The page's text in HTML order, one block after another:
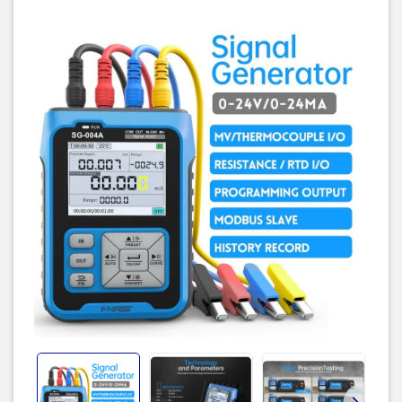
Mọi thắc mắc kỹ thuật, liên hệ tư vấn xin gửi về Zalo:
Điện tử và Robot.
Máy tạo tín hiệu FNIRSI® SG-004A Signal Generatorlà bộ phát
và giả lập tín hiệu đa năng hiệu suất cao, được thiết kế chuyên
dụng cho ngành điều khiển công nghiệp. Thiết bị có khả năng
xuất và đo nhiều loại tín hiệu
như điện áp, dòng điện, tần số, nhiệt
điện (thermocouple), điện trở… giúp đáp ứng hầu hết các nhu cầu
kiểm tra, hiệu chuẩn và mô phỏng hệ thống.
Máy tạo tín hiệu FNIRSI® SG-004A Signal Generatorhỗ trợ các
ứng dụng như debug PLC, DCS, hiệu chỉnh van điều khiển, kiểm
tra thiết bị đo và biến tần. Với độ chính xác cao (≤0.2%), hiển thị đồ
thị thời gian thực và khả năng lưu dữ liệu lớn, thiết bị giúp người
dùng phân tích tín hiệu một cách trực quan và hiệu quả.
Máy tạo tín hiệu FNIRSI® SG-004A Signal Generator
bị màn hình màu 2.4 inch, hỗ trợ chế độ lập trình tự động, giao tiếp
MODBUS và nâng cấp firmware dễ dàng qua USB. Thiết kế nhỏ
gọn, pin 3000mAh cho thời gian sử dụng lên đến 24 giờ, rất phù